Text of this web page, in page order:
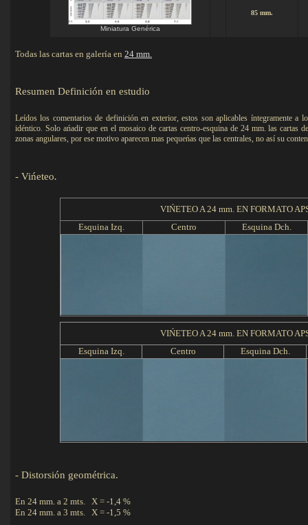
Miniatura Genérica
85 mm.
Todas las cartas en galería en 24 mm.
Resumen Definición en estudio
Leídos los comentarios de definición en exterior, estos son aplicables íntegramente a
idéntico. Solo ańadir que en el mosaico de cartas centro-esquina de 24 mm. las cartas
zonas angulares, por ese motivo aparecen mas pequeńas que las centrales, no así su
- Vińeteo.
VIŃETEO A 24 mm. EN FORMATO
Esquina Izq.
Centro Esquina Dch.
VIŃETEO A 24 mm. EN FORMATO
Esquina Izq.
Centro Esquina Dch.
- Distorsión geométrica.
En 24 mm. a 2 mts. X = -1,4 %
En 24 mm. a 3 mts. X = -1,5 %